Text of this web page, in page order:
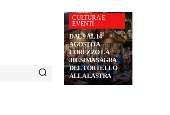
CULTURA E
EVENTI
DAL 9 AL 14
AGOSTO A
COREZZO LA
30ESIMA SAGRA
DEL TORTELLO
ALLA LASTRA